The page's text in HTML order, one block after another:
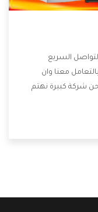
السريع
معنا وان
شركة كبيرة نهتم
تكون من أهم